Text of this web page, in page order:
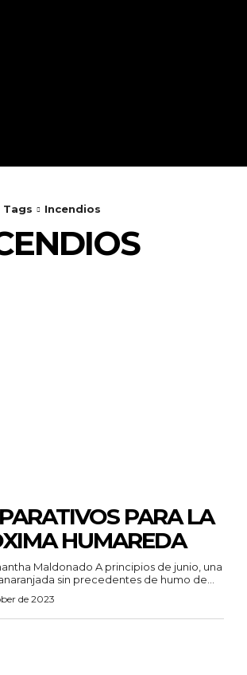
Tags Incendios
PARA LA
HUMAREDA
A principios de junio, una
sin precedentes de humo de...
de 2023